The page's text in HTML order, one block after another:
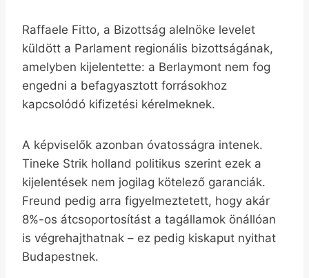
Raffaele Fitto, a Bizottság alelnöke levelet
küldött a Parlament regionális bizottságának,
amelyben kijelentette: a Berlaymont nem fog
engedni a befagyasztott forrásokhoz
kapcsolódó kifizetési kérelmeknek.
A képviselők azonban óvatosságra intenek.
Tineke Strik holland politikus szerint ezek a
kijelentések nem jogilag kötelező garanciák.
Freund pedig arra figyelmeztetett, hogy akár
8%-os átcsoportosítást a tagállamok önállóan
is végrehajthatnak – ez pedig kiskaput nyithat
Budapestnek.